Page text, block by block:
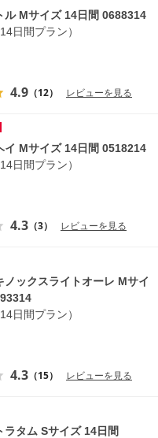
ル Mサイズ 14日間 0688314
日間プラン）
4.9 （12） レビューを見る
イ Mサイズ 14日間 0518214
日間プラン）
4.3 （3） レビューを見る
ノックスライトオーレ Mサイ
日間プラン）
4.3 （15） レビューを見る
ラタム Sサイズ 14日間